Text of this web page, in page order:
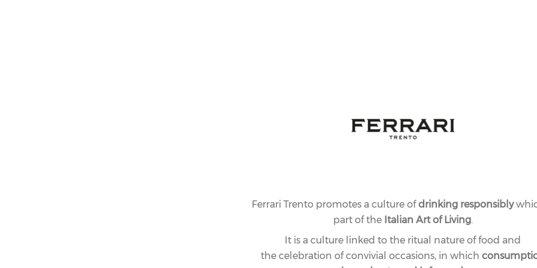
Ferrari Trento promotes a culture ofdrinking responsibly
part of the Italian Art of Living.
It is a culture linked to the ritual nature of food and
the celebration of convivial occasions, in which